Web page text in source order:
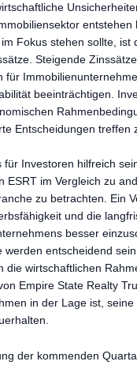
entstehen
Fokus stehen sollte, ist
Steigende
für
beeinträchtigen.
Entscheidungen treffen
für Investoren hilfreich
ESRT im Vergleich zu
zu betrachten. Ein
und die
besser
werden entscheidend
die wirtschaftlichen
Empire State Realty
in der Lage ist, seine
der kommenden